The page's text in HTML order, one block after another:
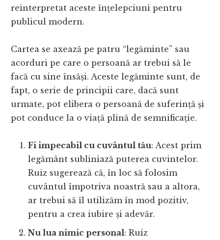
reinterpretat aceste înțelepciuni pentru
publicul modern.
Cartea se axează pe patru “legăminte” sau
acorduri pe care o persoană ar trebui să le
facă cu sine însăși. Aceste legăminte sunt, de
fapt, o serie de principii care, dacă sunt
urmate, pot elibera o persoană de suferință și
pot conduce la o viață plină de semnificație.
Fi impecabil cu cuvântul tău: Acest prim
legământ subliniază puterea cuvintelor.
Ruiz sugerează că, în loc să folosim
cuvântul împotriva noastră sau a altora,
ar trebui să îl utilizăm în mod pozitiv,
pentru a crea iubire și adevăr.
Nu lua nimic personal: Ruiz